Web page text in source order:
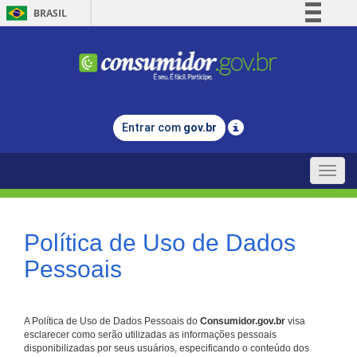
BRASIL
Comunica BR
Legislação
Entrar com gov.br
Toggle
Política de Uso de Dados
Pessoais
A Política de Uso de Dados Pessoais do Consumidor.gov.br visa
esclarecer como serão utilizadas as informações pessoais
disponibilizadas por seus usuários, especificando o conteúdo dos